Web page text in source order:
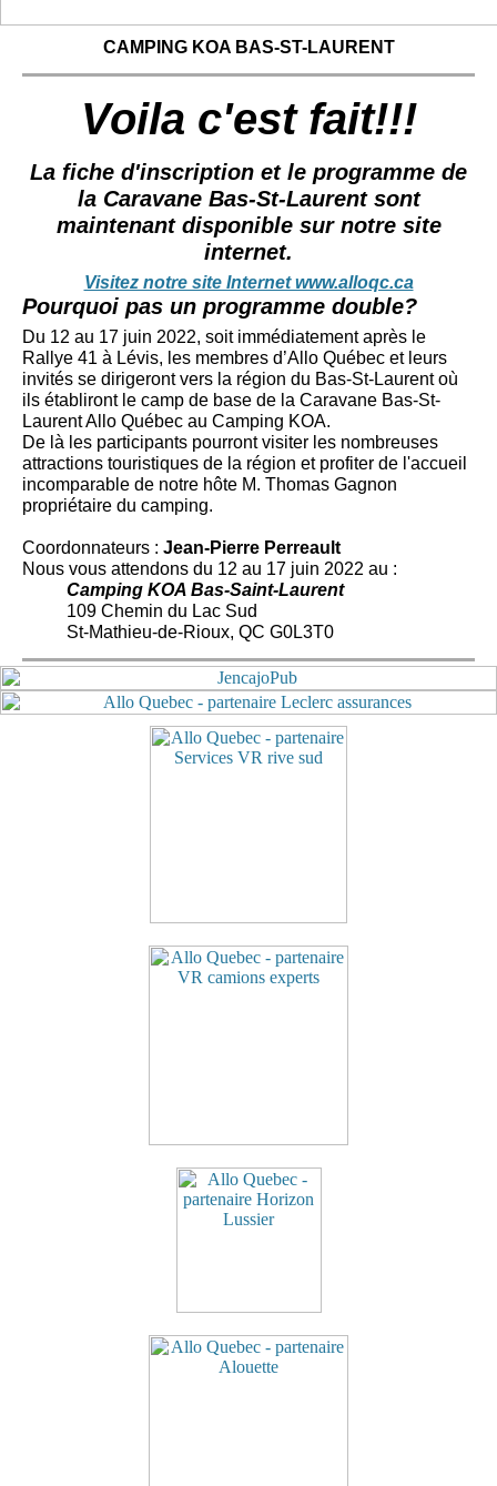
CAMPING KOA BAS-ST-LAURENT
Voila c'est fait!!!
La fiche d'inscription et le programme de
la Caravane Bas-St-Laurent sont
maintenant disponible sur notre site
internet.
Visitez notre site Internet www.alloqc.ca
Pourquoi pas un programme double?
Du 12 au 17 juin 2022, soit immédiatement après le
Rallye 41 à Lévis, les membres d’Allo Québec et leurs
invités se dirigeront vers la région du Bas-St-Laurent où
ils établiront le camp de base de la Caravane Bas-St-
Laurent Allo Québec au Camping KOA.
De là les participants pourront visiter les nombreuses
attractions touristiques de la région et profiter de l'accueil
incomparable de notre hôte M. Thomas Gagnon
propriétaire du camping.
Coordonnateurs : Jean-Pierre Perreault
Nous vous attendons du 12 au 17 juin 2022 au :
Camping KOA Bas-Saint-Laurent
109 Chemin du Lac Sud
St-Mathieu-de-Rioux, QC G0L3T0